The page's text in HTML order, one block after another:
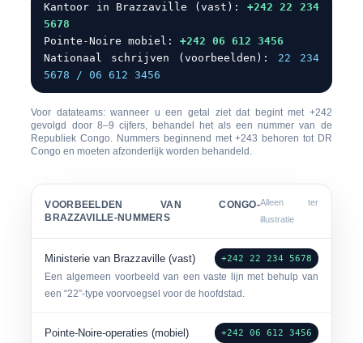
Kantoor in Brazzaville (vast): +242 22 234
5678
Pointe-Noire mobiel:+242 06 612 3456
Nationaal schrijven (voorbeelden): 22 234
5678 / 06 612 3456
Voor datateams: wanneer u een getal ziet dat begint met +242
gevolgd door 8–9 cijfers, behandel het als een nummer van de
Republiek Congo. Nummers beginnend met+243 behoren tot DR
Congo en moeten afzonderlijk worden behandeld.
VOORBEELDEN VAN CONGO-
BRAZZAVILLE-NUMMERS
Alleen ter
illustratie
Ministerie van Brazzaville (vast) +242 22 234 5678
Een algemeen voorbeeld van een vaste lijn met behulp van
een“22”-type voorvoegsel voor de hoofdstad.
Pointe-Noire-operaties (mobiel) +242 06 612 3456